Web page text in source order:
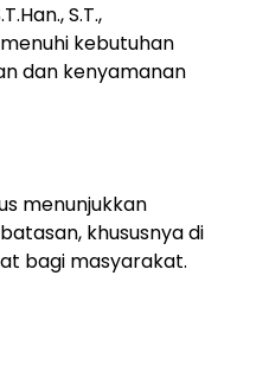
S.T.,
kebutuhan
dan kenyamanan
menunjukkan
khususnya di
bagi masyarakat.